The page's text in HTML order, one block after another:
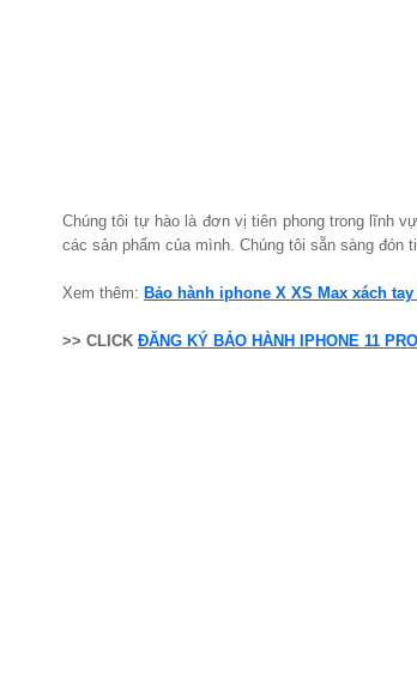
Chúng tôi tự hào là đơn vị tiên phong trong lĩnh
các sản phẩm của mình. Chúng tôi sẵn sàng đón
Xem thêm: Bảo hành iphone X XS Max xách
>> CLICK ĐĂNG KÝ BẢO HÀNH IPHONE 11